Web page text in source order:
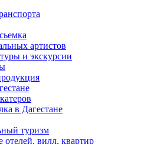
артистов
и экскурсии
в Дагестане
туризм
отелей, вилл, квартир